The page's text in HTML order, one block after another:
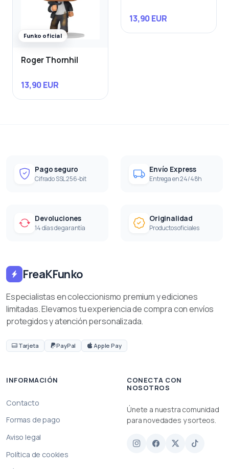
Funko oficial
Roger Thornhil
13,90 EUR
13,90 EUR
Pago seguro
Cifrado SSL 256-bit
Envío Express
Entrega en 24/48h
Devoluciones
14 días de garantía
Originalidad
Productos oficiales
FreaKFunko
Especialistas en coleccionismo premium y ediciones
limitadas. Elevamos tu experiencia de compra con envíos
protegidos y atención personalizada.
Tarjeta PayPal Apple Pay
INFORMACIÓN
Contacto
Formas de pago
Aviso legal
Política de cookies
CONECTA CON
NOSOTROS
Únete a nuestra comunidad
para novedades y sorteos.